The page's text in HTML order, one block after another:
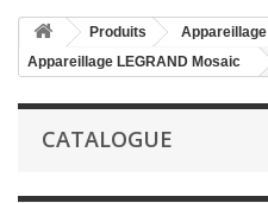
Produits
Appareillage
Appareillage LEGRAND Mosaic
CATALOGUE